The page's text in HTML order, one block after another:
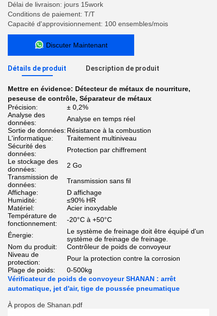
Délai de livraison: jours 15work
Conditions de paiement: T/T
Capacité d'approvisionnement: 100 ensembles/mois
Discuter Maintenant
Détails de produit Description de produit
Mettre en évidence: Détecteur de métaux de nourriture,
peseuse de contrôle, Séparateur de métaux
Précision:
± 0,2%
Analyse des
données:
Analyse en temps réel
Sortie de données: Résistance à la combustion
L'informatique:
Traitement multiniveau
Sécurité des
données:
Protection par chiffrement
Le stockage des
données:
2 Go
Transmission de
données:
Transmission sans fil
Affichage:
D affichage
Humidité:
≤90% HR
Matériel:
Acier inoxydable
Température de
fonctionnement:
-20°C à +50°C
Énergie:
Le système de freinage doit être équipé d'un
système de freinage de freinage.
Nom du produit:
Contrôleur de poids de convoyeur
Niveau de
protection:
Pour la protection contre la corrosion
Plage de poids:
0-500kg
Vérificateur de poids de convoyeur SHANAN : arrêt
automatique, jet d'air, tige de poussée pneumatique
À propos de Shanan.pdf